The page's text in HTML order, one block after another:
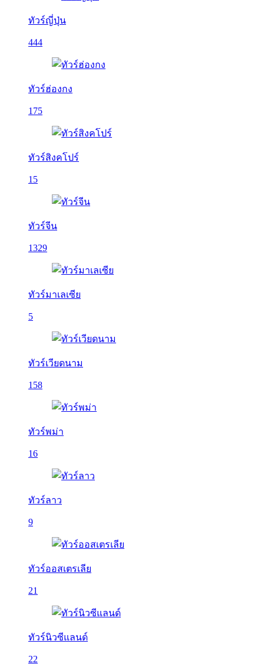
ทัวร์ญี่ปุ่น
444
ทัวร์ฮ่องกง
175
ทัวร์สิงคโปร์
15
ทัวร์จีน
1329
ทัวร์มาเลเซีย
5
ทัวร์เวียดนาม
158
ทัวร์พม่า
16
ทัวร์ลาว
9
ทัวร์ออสเตรเลีย
21
ทัวร์นิวซีแลนด์
22